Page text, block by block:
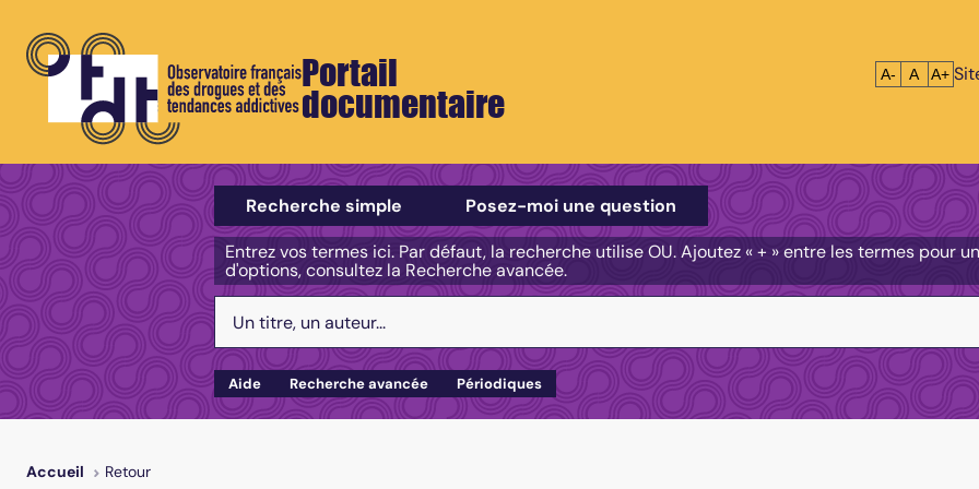
Portail
documentaire
Réduire le
A- A A+
Sélectionner un type de recherche
Recherche simple
Posez-moi une question
Entrez vos termes ici. Par défaut, la recherche utilise OU. Ajoutez « + » entre les termes pour
d'options, consultez la Recherche avancée.
Aide Recherche avancée Périodiques
Accueil Retour